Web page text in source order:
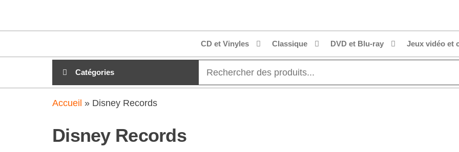
clubdial.fr
CD et Vinyles Classique DVD et Blu-ray Jeux vidéo et
Catégories
Accueil » Disney Records
Disney Records